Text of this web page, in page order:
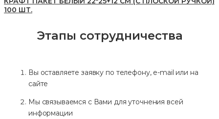
100 ШТ.
Этапы сотрудничества
Вы оставляете заявку по телефону, e-mail или на
сайте
Мы связываемся с Вами для уточнения всей
информации